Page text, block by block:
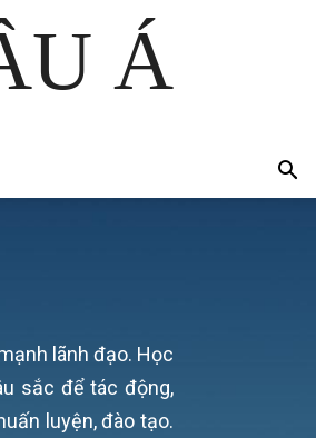
Á
lãnh đạo. Học
sắc để tác động,
luyện, đào tạo.